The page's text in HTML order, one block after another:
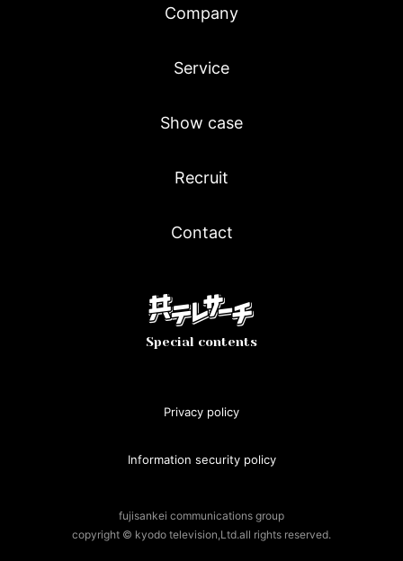
Company
Service
Show case
Recruit
Contact
Special contents
Privacy policy
Information security policy
fujisankei communications group
copyright © kyodo television,Ltd.all rights reserved.